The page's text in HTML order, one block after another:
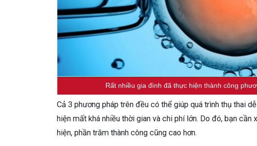
Rất nhiều gia đình đã thực hiện thành công
Cả 3 phương pháp trên đều có thể giúp quá trình thụ thai
hiện mất khá nhiều thời gian và chi phí lớn. Do đó, bạn
hiện, phần trăm thành công cũng cao hơn.